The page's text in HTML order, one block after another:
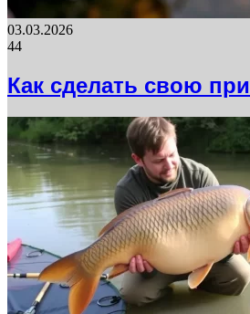
03.03.2026
44
Как сделать свою